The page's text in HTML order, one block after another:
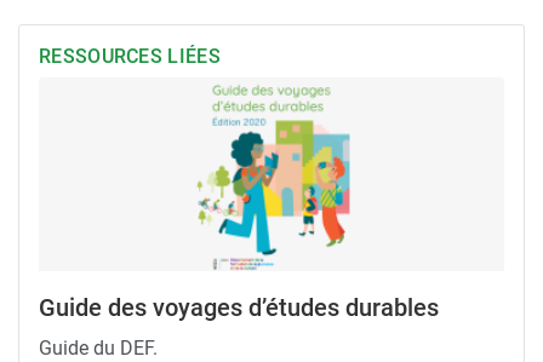
RESSOURCES LIÉES
Guide des voyages d’études durables
Guide du DEF.